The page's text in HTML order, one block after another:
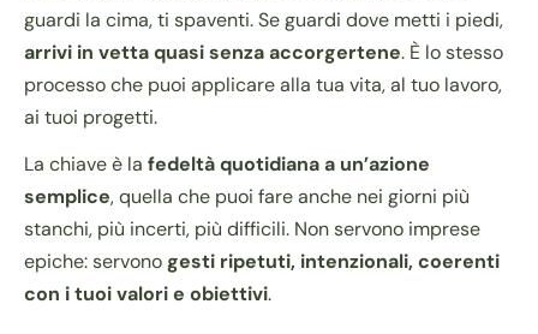
guardi la cima, ti spaventi. Se guardi dove metti i piedi,
arrivi in vetta quasi senza accorgertene. È lo stesso
processo che puoi applicare alla tua vita, al tuo lavoro,
ai tuoi progetti.
La chiave è la fedeltà quotidiana a un’azione
semplice, quella che puoi fare anche nei giorni più
stanchi, più incerti, più difficili. Non servono imprese
epiche: servonogesti ripetuti, intenzionali, coerenti
con i tuoi valori e obiettivi.